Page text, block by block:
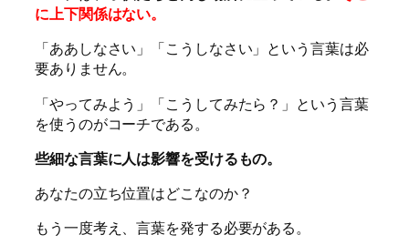
に上下関係はない。
「ああしなさい」「こうしなさい」という言葉は必
要ありません。
「やってみよう」「こうしてみたら？」という言葉
を使うのがコーチである。
些細な言葉に人は影響を受けるもの。
あなたの立ち位置はどこなのか？
もう一度考え、言葉を発する必要がある。